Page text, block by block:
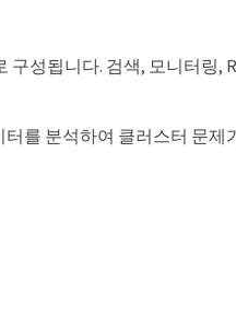
성됩니다. 검색, 모니터링,
를 분석하여 클러스터 문제